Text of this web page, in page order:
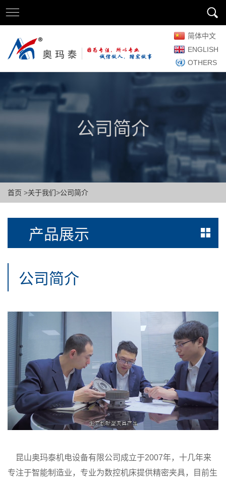
简体中文
ENGLISH
OTHERS
公司简介
首页 >关于我们>公司简介
产品展示
公司简介
昆山奥玛泰机电设备有限公司成立于2007年，十几年来
专注于智能制造业，专业为数控机床提供精密夹具，目前生